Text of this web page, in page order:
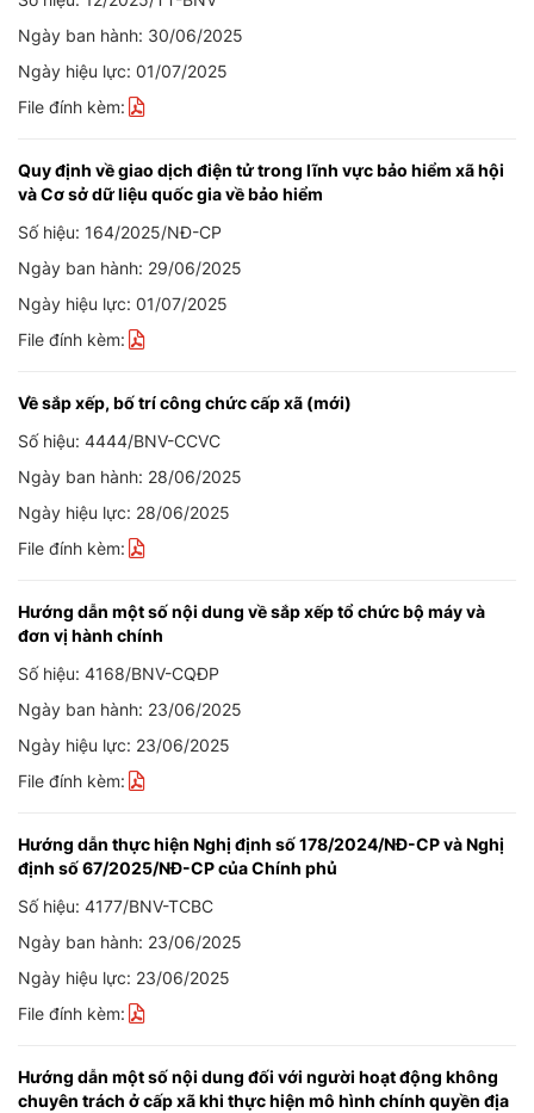
Ngày ban hành: 30/06/2025
Ngày hiệu lực: 01/07/2025
File đính kèm:
Quy định về giao dịch điện tử trong lĩnh vực bảo hiểm xã hội
và Cơ sở dữ liệu quốc gia về bảo hiểm
Số hiệu: 164/2025/NĐ-CP
Ngày ban hành: 29/06/2025
Ngày hiệu lực: 01/07/2025
File đính kèm:
Về sắp xếp, bố trí công chức cấp xã (mới)
Số hiệu: 4444/BNV-CCVC
Ngày ban hành: 28/06/2025
Ngày hiệu lực: 28/06/2025
File đính kèm:
Hướng dẫn một số nội dung về sắp xếp tổ chức bộ máy và
đơn vị hành chính
Số hiệu: 4168/BNV-CQĐP
Ngày ban hành: 23/06/2025
Ngày hiệu lực: 23/06/2025
File đính kèm:
Hướng dẫn thực hiện Nghị định số 178/2024/NĐ-CP và Nghị
định số 67/2025/NĐ-CP của Chính phủ
Số hiệu: 4177/BNV-TCBC
Ngày ban hành: 23/06/2025
Ngày hiệu lực: 23/06/2025
File đính kèm:
Hướng dẫn một số nội dung đối với người hoạt động không
chuyên trách ở cấp xã khi thực hiện mô hình chính quyền địa